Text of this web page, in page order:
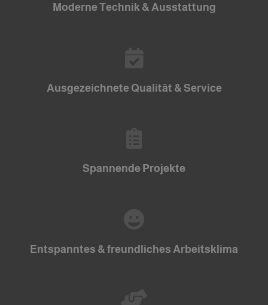
Moderne Technik & Ausstattung
Ausgezeichnete Qualität & Service
Spannende Projekte​
Entspanntes & freundliches Arbeitsklima